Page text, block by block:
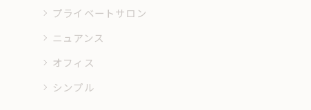
プライベートサロン
ニュアンス
オフィス
シンプル